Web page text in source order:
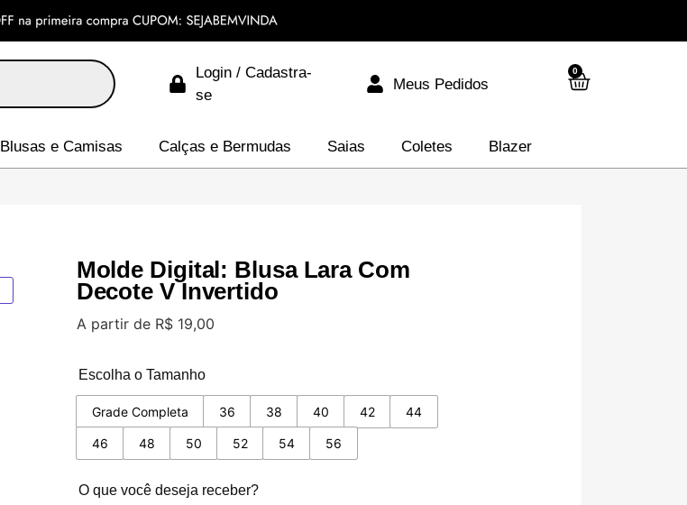
Login / Cadastra-
se
Meus Pedidos
0
Blusas e Camisas Calças e Bermudas Saias Coletes Blazer
Molde Digital: Blusa Lara Com
Decote V Invertido
A partir de R$19,00
Escolha o Tamanho
Grade Completa 36 38 40 42 44
46 48 50 52 54 56
O que você deseja receber?